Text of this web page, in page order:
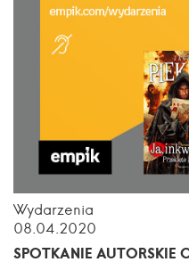
Wydarzenia
08.04.2020
SPOTKANIE AUTORSKIE